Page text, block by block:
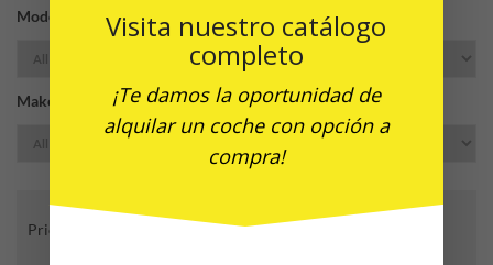
Model:
Make:
Price Range
Visita nuestro catálogo
completo
¡Te damos la oportunidad de
alquilar un coche con opción a
compra!